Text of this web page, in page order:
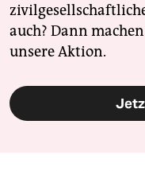
auch? Dann
unsere Aktion.